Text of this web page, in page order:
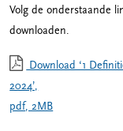
Volg de onderstaande
downloaden.
Download ‘1
2024’,
pdf, 2MB